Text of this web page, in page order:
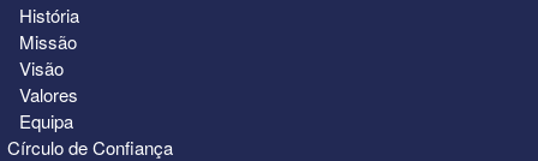
História
Missão
Visão
Valores
Equipa
Círculo de Confiança